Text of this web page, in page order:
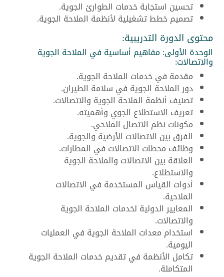
تحسين استجابة خدمات الطوارئ الجوية.
تصميم خطط تشغيلية لأنظمة الملاحة الجوية.
محتوى الدورة التدريبية:
الوحدة الأولى: مفاهيم أساسية في الملاحة الجوية
والاتصالات:
مقدمة في خدمات الملاحة الجوية.
دور الملاحة الجوية في سلامة الطيران.
تصنيف أنظمة الملاحة الجوية والاتصالات.
تعريف الاستطلاع الجوي وأهميته.
مكونات نظم الاتصال الملاحي.
الفرق بين الاتصالات الأرضية والجوية.
وظائف محطات الاتصالات في المطارات.
العلاقة بين الاتصالات والملاحة الجوية
والاستطلاع.
أدوات القياس المستخدمة في الاتصالات
الملاحية.
المعايير الدولية لخدمات الملاحة الجوية
والاتصالات.
استخدام معدات الملاحة الجوية في العمليات
اليومية.
تكامل الأنظمة في تقديم خدمات الملاحة الجوية
المتكاملة.